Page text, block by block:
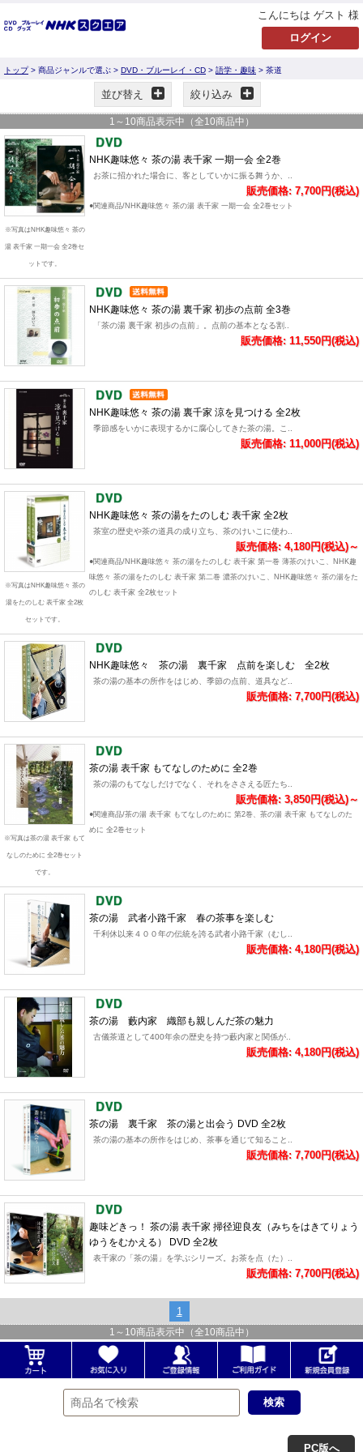
こんにちは ゲスト 様
トップ> 商品ジャンルで選ぶ > DVD・ブルーレイ・CD > 語学・趣味 > 茶道
並び替え 絞り込み
1 ～ 10商品表示中（全10商品中）
※写真はNHK趣味悠々 茶の
湯 表千家 一期一会 全2巻セ
ットです。
NHK趣味悠々 茶の湯 表千家 一期一会 全2巻
お茶に招かれた場合に、客としていかに振る舞うか、..
販売価格: 7,700円(税込)
●関連商品/NHK趣味悠々 茶の湯 表千家 一期一会 全2巻セット
NHK趣味悠々 茶の湯 裏千家 初歩の点前 全3巻
「茶の湯 裏千家 初歩の点前」。点前の基本となる割..
販売価格: 11,550円(税込)
NHK趣味悠々 茶の湯 裏千家 涼を見つける 全2枚
季節感をいかに表現するかに腐心してきた茶の湯。こ..
販売価格: 11,000円(税込)
※写真はNHK趣味悠々 茶の
湯をたのしむ 表千家 全2枚
セットです。
NHK趣味悠々 茶の湯をたのしむ 表千家 全2枚
茶室の歴史や茶の道具の成り立ち、茶のけいこに使わ..
販売価格: 4,180円(税込)～
●関連商品/NHK趣味悠々 茶の湯をたのしむ 表千家 第一巻 薄茶のけいこ、NHK趣
味悠々 茶の湯をたのしむ 表千家 第二巻 濃茶のけいこ、NHK趣味悠々 茶の湯をた
のしむ 表千家 全2枚セット
NHK趣味悠々 茶の湯 裏千家 点前を楽しむ 全2枚
茶の湯の基本の所作をはじめ、季節の点前、道具など..
販売価格: 7,700円(税込)
※写真は茶の湯 表千家 もて
なしのために 全2巻セット
です。
茶の湯 表千家 もてなしのために 全2巻
茶の湯のもてなしだけでなく、それをささえる匠たち..
販売価格: 3,850円(税込)～
●関連商品/茶の湯 表千家 もてなしのために 第2巻、茶の湯 表千家 もてなしのた
めに 全2巻セット
茶の湯 武者小路千家 春の茶事を楽しむ
千利休以来４００年の伝統を誇る武者小路千家（むし..
販売価格: 4,180円(税込)
茶の湯 藪内家 織部も親しんだ茶の魅力
古儀茶道として400年余の歴史を持つ藪内家と関係が..
販売価格: 4,180円(税込)
茶の湯 裏千家 茶の湯と出会う DVD 全2枚
茶の湯の基本の所作をはじめ、茶事を通じて知ること..
販売価格: 7,700円(税込)
趣味どきっ！ 茶の湯 表千家 掃径迎良友（みちをはきてりょう
ゆうをむかえる） DVD 全2枚
表千家の「茶の湯」を学ぶシリーズ。お茶を点（た）..
販売価格: 7,700円(税込)
1
1 ～ 10商品表示中（全10商品中）
PC版へ